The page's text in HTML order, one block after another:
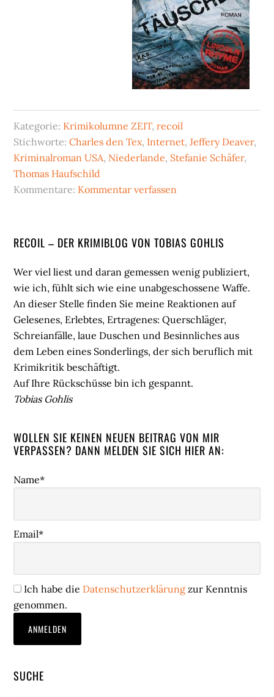
Kategorie: Krimikolumne ZEIT,recoil
Stichworte:Charles den Tex, Internet,Jeffery Deaver,
Kriminalroman USA, Niederlande, Stefanie Schäfer,
Thomas Haufschild
Kommentare: Kommentar verfassen
Seitenspalte
RECOIL – DER KRIMIBLOG VON TOBIAS GOHLIS
Wer viel liest und daran gemessen wenig publiziert,
wie ich, fühlt sich wie eine unabgeschossene Waffe.
An dieser Stelle finden Sie meine Reaktionen auf
Gelesenes, Erlebtes, Ertragenes: Querschläger,
Schreianfälle, laue Duschen und Besinnliches aus
dem Leben eines Sonderlings, der sich beruflich mit
Krimikritik beschäftigt.
Auf Ihre Rückschüsse bin ich gespannt.
Tobias Gohlis
WOLLEN SIE KEINEN NEUEN BEITRAG VON MIR
VERPASSEN? DANN MELDEN SIE SICH HIER AN:
Name*
Email*
Ich habe die Datenschutzerklärung zur Kenntnis
genommen.
SUCHE